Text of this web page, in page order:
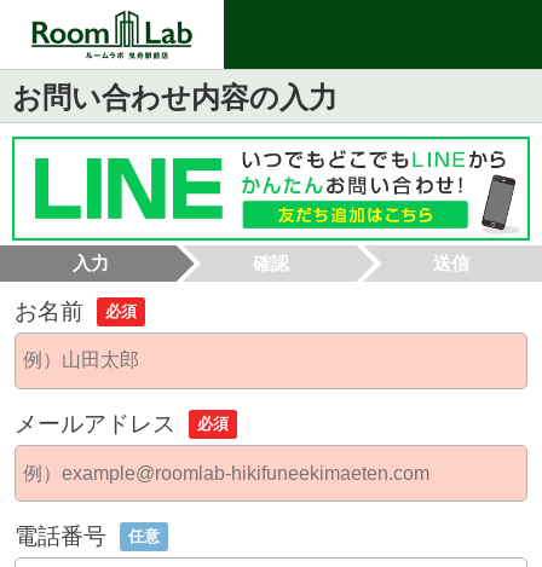
お問い合わせ内容の入力
入力 確認 送信
お名前 必須
メールアドレス 必須
電話番号 任意